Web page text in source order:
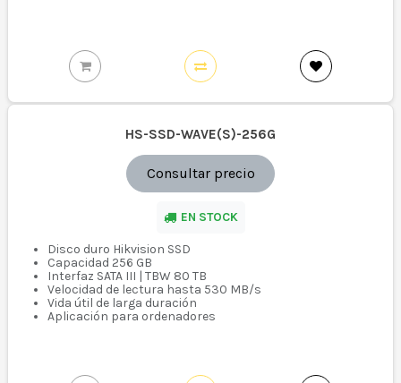
HS-SSD-WAVE(S)-256G
Consultar precio
EN STOCK
Disco duro Hikvision SSD
Capacidad 256 GB
Interfaz SATA III | TBW 80 TB
Velocidad de lectura hasta 530 MB/s
Vida útil de larga duración
Aplicación para ordenadores